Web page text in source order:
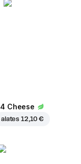
4 Cheese
alates 12,10 €